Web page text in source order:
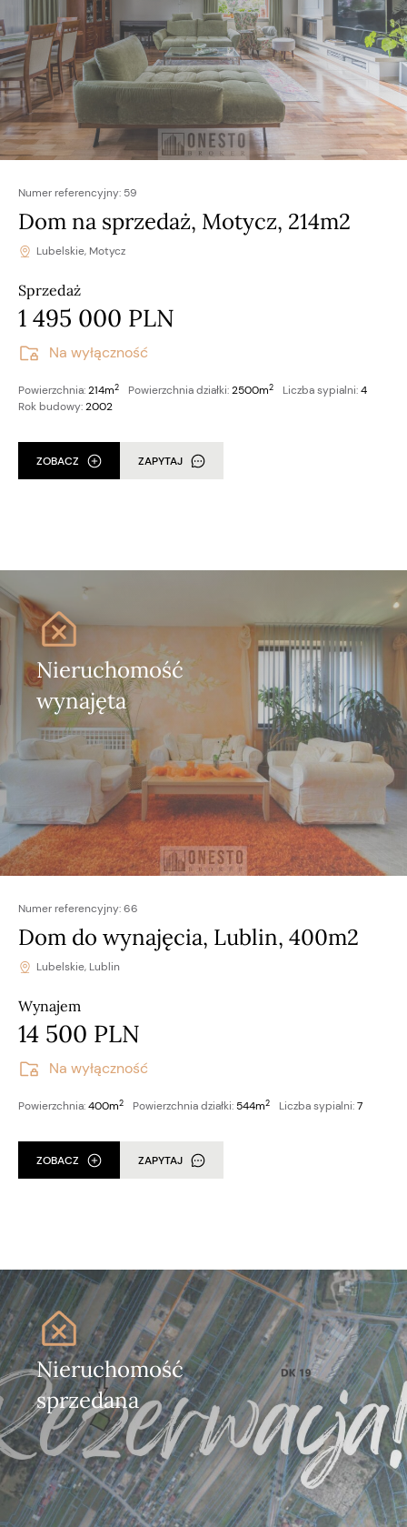
Na wyłączność
Numer referencyjny: 59
Dom na sprzedaż, Motycz, 214m2
Lubelskie, Motycz
Sprzedaż
1 495 000 PLN
Powierzchnia:214m2 Powierzchnia działki:2500m2 Liczba sypialni:4
Rok budowy:2002
ZOBACZ ZAPYTAJ
Nieruchomość
wynajęta
Na wyłączność
Numer referencyjny:66
Dom do wynajęcia, Lublin, 400m2
Lubelskie, Lublin
Wynajem
14 500 PLN
Powierzchnia:400m2 Powierzchnia działki: 544m2 Liczba sypialni:7
ZOBACZ ZAPYTAJ
Nieruchomość
sprzedana